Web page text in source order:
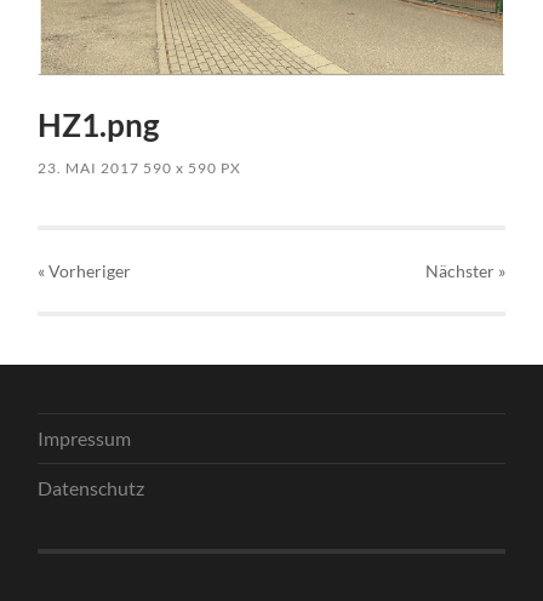
HZ1.png
23. MAI 2017 590x 590 PX
« Vorheriger Nächster »
Impressum
Datenschutz